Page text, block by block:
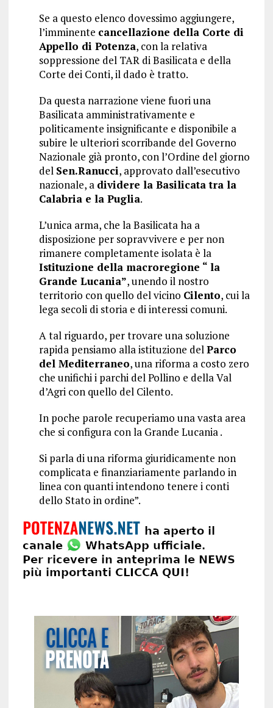
Se a questo elenco dovessimo aggiungere,
l’imminente cancellazione della Corte di
Appello di Potenza, con la relativa
soppressione del TAR di Basilicata e della
Corte dei Conti, il dado è tratto.
Da questa narrazione viene fuori una
Basilicata amministrativamente e
politicamente insignificante e disponibile a
subire le ulteriori scorribande del Governo
Nazionale già pronto, con l’Ordine del giorno
del Sen.Ranucci, approvato dall’esecutivo
nazionale, a dividere la Basilicata tra la
Calabria e la Puglia.
L’unica arma, che la Basilicata ha a
disposizione per sopravvivere e per non
rimanere completamente isolata è la
Istituzione della macroregione “ la
Grande Lucania”, unendo il nostro
territorio con quello del vicino Cilento, cui la
lega secoli di storia e di interessi comuni.
A tal riguardo, per trovare una soluzione
rapida pensiamo alla istituzione delParco
del Mediterraneo, una riforma a costo zero
che unifichi i parchi del Pollino e della Val
d’Agri con quello del Cilento.
In poche parole recuperiamo una vasta area
che si configura con la Grande Lucania .
Si parla di una riforma giuridicamente non
complicata e finanziariamente parlando in
linea con quanti intendono tenere i conti
dello Stato in ordine”.